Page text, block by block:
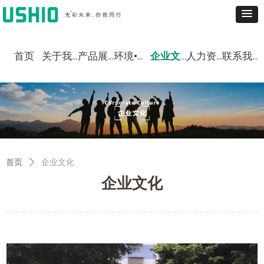
首页 关于我们 产品展示 环境•社会责任 企业文化 人力资源 联系我们
企业文化
首页 ꄲ 企业文化